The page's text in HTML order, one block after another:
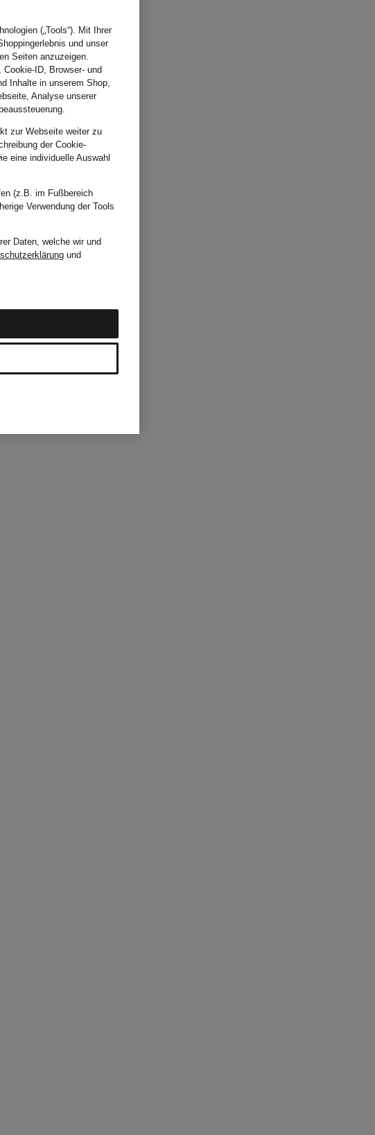
(„Tools“). Mit Ihrer
und unser
Seiten anzuzeigen.
ID, Browser- und
Inhalte in unserem Shop,
Analyse unserer
zur Webseite weiter zu
der Cookie-
eine individuelle Auswahl
(z.B. im Fußbereich
Verwendung der Tools
Daten, welche wir und
und